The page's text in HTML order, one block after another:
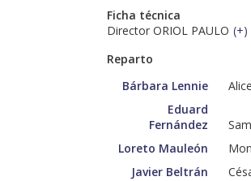
Ficha técnica
Director ORIOL PAULO (+)
Reparto
Bárbara Lennie
Eduard
Fernández
Loreto Mauleón
Javier Beltrán